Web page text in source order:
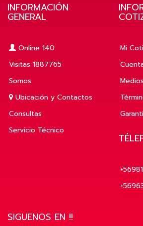
INFORMACIÓN
GENERAL
Online 140
Visitas 1887765
Somos
Ubicación y Contactos
Consultas
Servicio Técnico
Mi
SIGUENOS EN !!